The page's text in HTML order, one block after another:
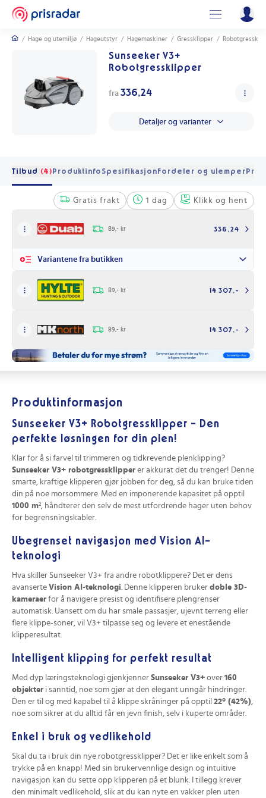
/ Hage og utemiljø / Hageutstyr / Hagemaskiner / Gressklipper /
Sunseeker V3+
Robotgressklipper
fra 336,24
Detaljer og varianter
Tilbud (4)Produktinfo SpesifikasjonFordeler og ulemperPris
Gratis frakt 1 dag Klikk og hent
89,- kr 336,24
Variantene fra butikken
89,- kr 14 307,-
89,- kr 14 307,-
Produktinformasjon
Sunseeker V3+ Robotgressklipper – Den
perfekte løsningen for din plen!
Klar for å si farvel til trimmeren og tidkrevende plenklipping?
Sunseeker V3+ robotgressklipper er akkurat det du trenger! Denne
smarte, kraftige klipperen gjør jobben for deg, så du kan bruke tiden
din på noe morsommere. Med en imponerende kapasitet på opptil
1000 m² , håndterer den selv de mest utfordrende hager uten behov
for begrensningskabler.
Ubegrenset navigasjon med Vision AI-
teknologi
Hva skiller Sunseeker V3+ fra andre robotklippere? Det er dens
avanserte Vision AI-teknologi . Denne klipperen bruker doble 3D-
kameraer for å navigere presist og identifisere plengrenser
automatisk. Uansett om du har smale passasjer, ujevnt terreng eller
flere klippe-soner, vil V3+ tilpasse seg og levere et enestående
klipperesultat.
Intelligent klipping for perfekt resultat
Med dyp læringsteknologi gjenkjenner Sunseeker V3+ over 160
objekter i sanntid, noe som gjør at den elegant unngår hindringer.
Den er til og med kapabel til å klippe skråninger på opptil 22° (42%),
noe som sikrer at du alltid får en jevn finish, selv i kuperte områder.
Enkel i bruk og vedlikehold
Skal du ta i bruk din nye robotgressklipper? Det er like enkelt som å
trykke på en knapp! Med sin brukervennlige design og intuitive
navigasjon kan du sette opp klipperen på et blunk. I tillegg krever
den minimalt vedlikehold, slik at du kan nyte en vakker plen uten